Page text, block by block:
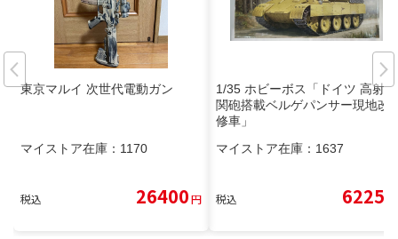
東京マルイ 次世代電動ガン
マイストア在庫： 1170
税込 26400円
1/35 ホビーボス「ドイツ 高射機
関砲搭載ベルゲパンサー現地改
修車」
マイストア在庫： 1637
税込 6225